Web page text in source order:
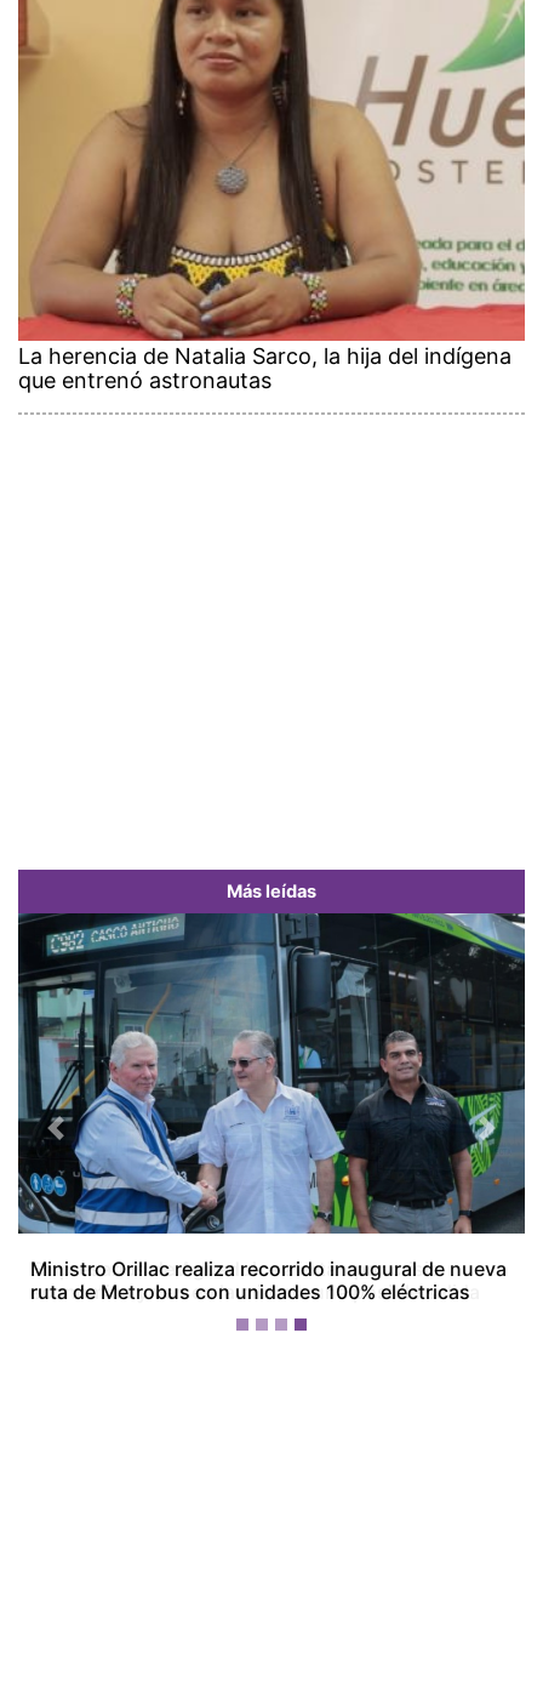
La herencia de Natalia Sarco, la hija del indígena
que entrenó astronautas
Más leídas
Empresarios de Aguadulce alertan por crisis
económica y ven en la minería una posible salida
Previous Next